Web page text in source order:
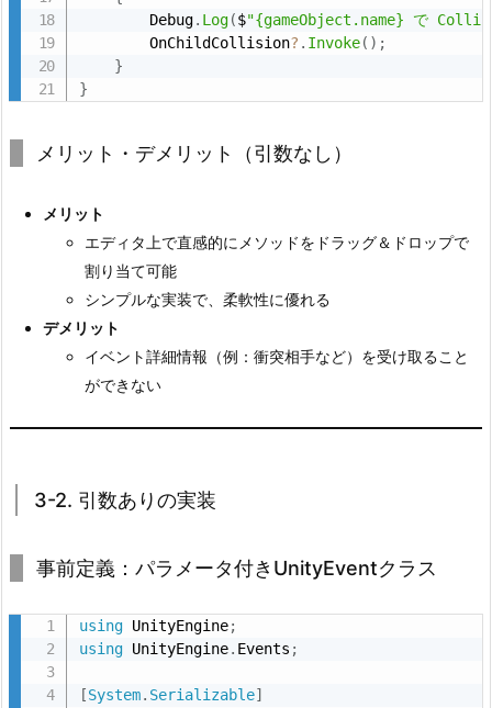
        Debug
. Log($"{gameObject.name} で
        OnChildCollision
? . Invoke( ) ;
}
}
メリット・デメリット（引数なし）
メリット
エディタ上で直感的にメソッドをドラッグ＆ドロップで
割り当て可能
シンプルな実装で、柔軟性に優れる
デメリット
イベント詳細情報（例：衝突相手など）を受け取ること
ができない
3-2. 引数ありの実装
事前定義：パラメータ付きUnityEventクラス
using UnityEngine;
using UnityEngine. Events ;
[System. Serializable]